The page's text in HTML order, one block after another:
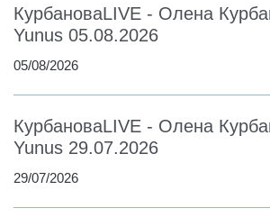
КурбановаLIVE - Олена
Yunus 05.08.2026
05/08/2026
КурбановаLIVE - Олена
Yunus 29.07.2026
29/07/2026